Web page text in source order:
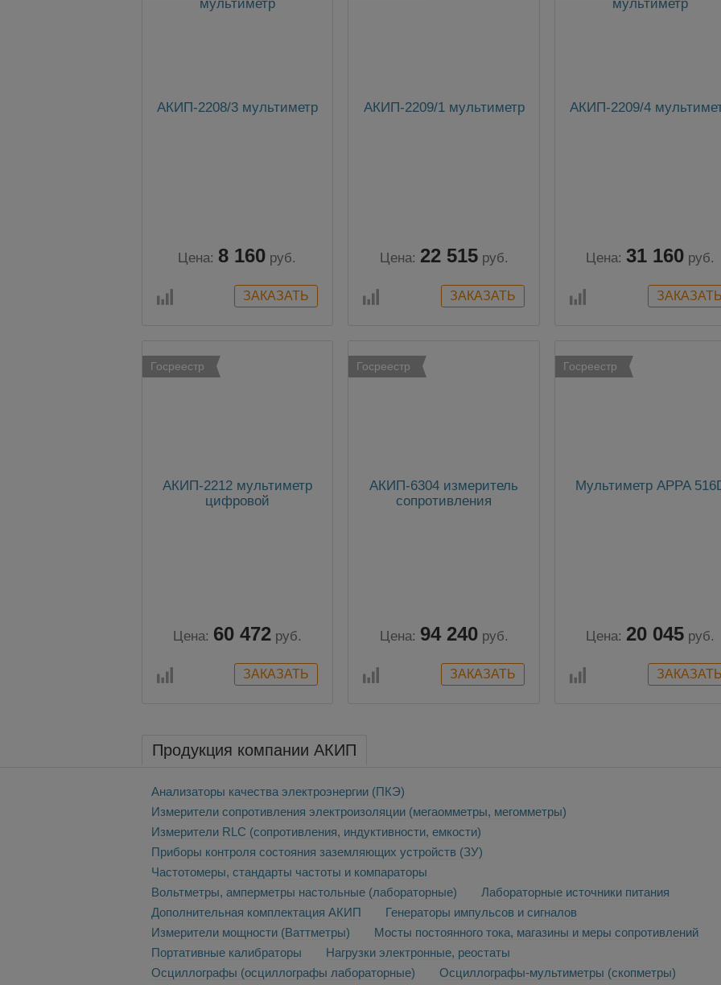
АКИП-2208/3 мультиметр
Цена: 8 160 руб.
АКИП-2209/1 мультиметр
Цена: 22 515 руб.
АКИП-2209/4
Цена: 31 160 руб.
Госреестр
АКИП-2212 мультиметр
цифровой
Цена: 60 472 руб.
Госреестр
АКИП-6304 измеритель
сопротивления
Цена: 94 240 руб.
Госреестр
Мультиметр APPA
Цена: 20 045 руб.
Продукция компании АКИП
Анализаторы качества электроэнергии (ПКЭ)
Измерители сопротивления электроизоляции (мегаомметры, мегомметры)
Измерители RLC (сопротивления, индуктивности, емкости)
Приборы контроля состояния заземляющих устройств (ЗУ)
Частотомеры, стандарты частоты и компараторы
Вольтметры, амперметры настольные (лабораторные)
Лабораторные источники питания
Дополнительная комплектация АКИП
Генераторы импульсов и сигналов
Измерители мощности (Ваттметры)
Мосты постоянного тока, магазины и меры сопротивлений
Портативные калибраторы
Нагрузки электронные, реостаты
Осциллографы (осциллографы лабораторные)
Осциллографы-мультиметры (скопметры)